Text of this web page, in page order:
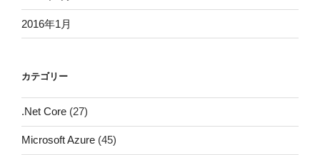
2016年1月
カテゴリー
.Net Core (27)
Microsoft Azure (45)